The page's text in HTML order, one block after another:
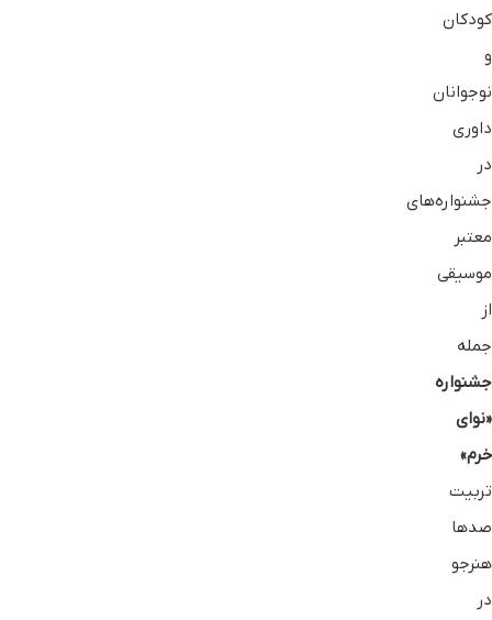
کودکان
و
نوجوانان
داوری
در
جشنواره‌های
معتبر
موسیقی
از
جمله
جشنواره
«نوای
خرم»
تربیت
صدها
هنرجو
در